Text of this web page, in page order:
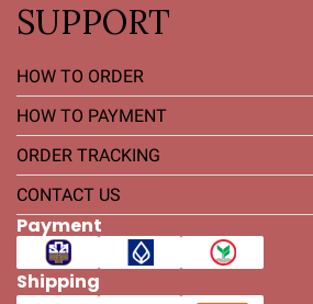
SUPPORT
HOW TO ORDER
HOW TO PAYMENT
ORDER TRACKING
CONTACT US
Payment
Shipping